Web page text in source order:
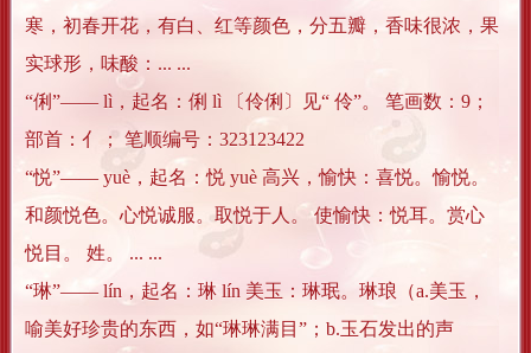
寒，初春开花，有白、红等颜色，分五瓣，香味很浓，果
实球形，味酸：... ...
“俐”―― lì，起名：俐 lì 〔伶俐〕见“ 伶”。 笔画数：9；
部首：亻； 笔顺编号：323123422
“悦”―― yuè，起名：悦 yuè 高兴，愉快：喜悦。愉悦。
和颜悦色。心悦诚服。取悦于人。 使愉快：悦耳。赏心
悦目。 姓。 ... ...
“琳”―― lín，起名：琳 lín 美玉：琳珉。琳琅（a.美玉，
喻美好珍贵的东西，如“琳琳满目”；b.玉石发出的声